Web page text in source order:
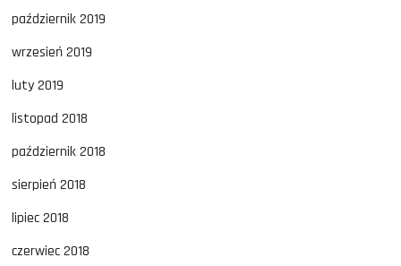
październik 2019
wrzesień 2019
luty 2019
listopad 2018
październik 2018
sierpień 2018
lipiec 2018
czerwiec 2018